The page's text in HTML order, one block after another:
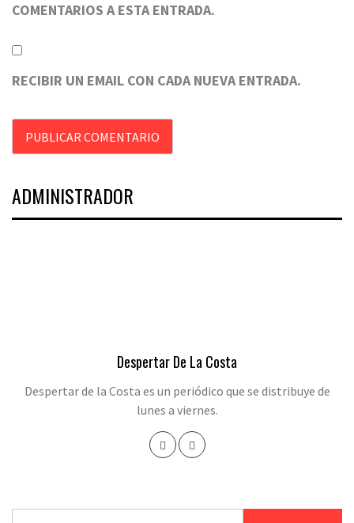
COMENTARIOS A ESTA ENTRADA.
RECIBIR UN EMAIL CON CADA NUEVA ENTRADA.
ADMINISTRADOR
Despertar De La Costa
Despertar de la Costa es un periódico que se distribuye de
lunes a viernes.